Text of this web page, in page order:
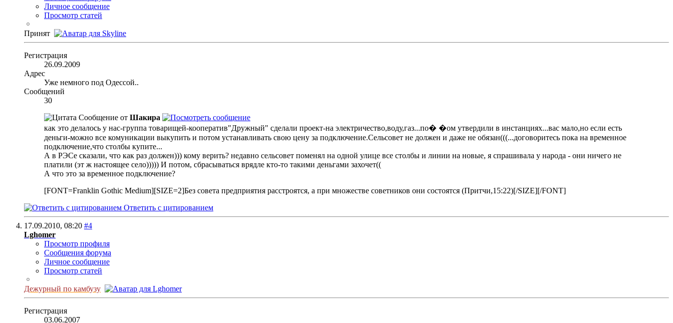
Личное сообщение
Просмотр статей
Принят
Регистрация
26.09.2009
Адрес
Уже немного под Одессой..
Сообщений
30
Сообщение от Шакира
как это делалось у нас-группа товарищей-кооператив"Дружный" сделали проект-на электричество,воду,газ...по� �ом утвердили в инстанциях...вас мало,но если есть
деньги-можно все комуникации выкупить и потом устанавливать свою цену за подключение.Сельсовет не должен и даже не обязан(((...договоритесь пока на временное
подключение,что столбы купите...
А в РЭСе сказали, что как раз должен))) кому верить? недавно сельсовет поменял на одной улице все столбы и линии на новые, я спрашивала у народа - они ничего не
платили (эт ж настоящее село))))) И потом, сбрасываться врядле кто-то такими деньгами захочет((
А что это за временное подключение?
[FONT=Franklin Gothic Medium][SIZE=2]Без совета предприятия расстроятся, а при множестве советников они состоятся (Притчи,15:22)[/SIZE][/FONT]
Ответить с цитированием
17.09.2010, 08:20 #4
Lghomer
Просмотр профиля
Сообщения форума
Личное сообщение
Просмотр статей
Дежурный по камбузу
Регистрация
03.06.2007